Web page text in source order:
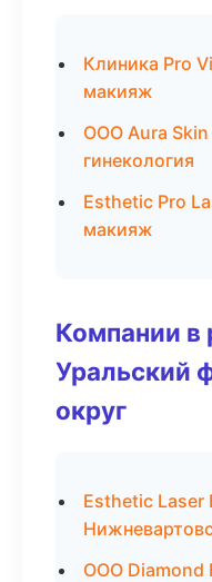
Клиника Pro
макияж
ООО Aura
гинекология
Esthetic Pro
макияж
Компании в
Уральский
округ
Esthetic
ООО Diamond